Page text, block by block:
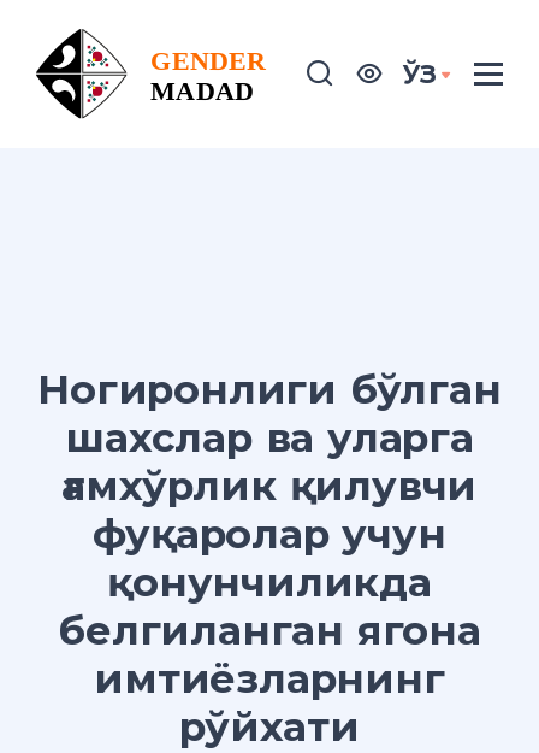
ЎЗ
Ногиронлиги бўлган
шахслар ва уларга
ғамхўрлик қилувчи
фуқаролар учун
қонунчиликда
белгиланган ягона
имтиёзларнинг
рўйхати